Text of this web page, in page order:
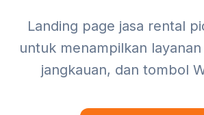
Landing page jasa rental
untuk menampilkan
jangkauan, dan tombol